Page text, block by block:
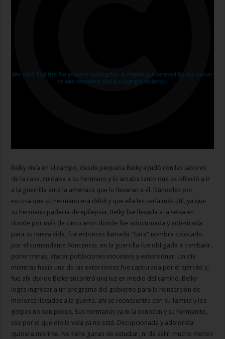
Belky vivía en el campo, desde pequeña Belky ayudó con las labores
de la casa, cuidaba a su hermano y lo amaba tanto que se ofreció a ir
a la guerrilla ante la amenaza que lo llevaran a él. Dándoles por
excusa que su hermano era débil y que ella les sería más útil, ya que
su hermano padecía de epilepsia. Belky fue llevada a la selva en
donde por más de cinco años donde fue adoctrinada y adiestrada
para su nueva vida, fue entonces llamada “Sara” nombre colocado
por el comandante Roncancio, en la guerrilla fue obligada a combatir,
poner minas, atacar poblaciones inocentes y extorsionar. Un día
mientras hacia una de las extorsiones fue capturada por el ejército y,
fue ahí donde Belky encontró una luz en medio del camino. Belky
logra ingresar a un programa del gobierno para la reinserción de
menores llevados a la guerra. ahí se reencuentra con su familia y los
golpes no son pocos. Sus hermanas ya ni la conocen y su hermanito,
ese por el que dio la vida ya no está. Decepcionada y adolorida
quisiera morirse. No tiene ganas de estudiar, ni de salir, mucho menos